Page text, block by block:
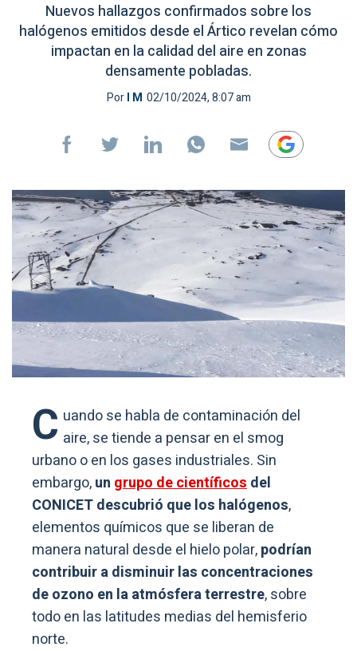
Nuevos hallazgos confirmados sobre los
halógenos emitidos desde el Ártico revelan cómo
impactan en la calidad del aire en zonas
densamente pobladas.
PorI M 02/10/2024, 8:07 am
C uando se habla de contaminación del
aire, se tiende a pensar en el smog
urbano o en los gases industriales. Sin
embargo,un grupo de científicosdel
CONICET descubrió que los halógenos,
elementos químicos que se liberan de
manera natural desde el hielo polar,podrían
contribuir a disminuir las concentraciones
de ozono en la atmósfera terrestre, sobre
todo en las latitudes medias del hemisferio
norte.